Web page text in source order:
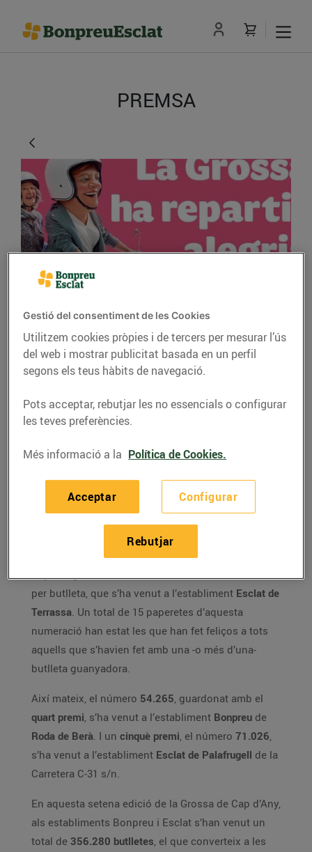
PREMSA
El primer premi de la
Grossa de Cap d’Any,
venut a l’Esclat de
Terrassa
01/de gener/2020
El número afortunat ha estat el
Terrassa
El número guanyador en el sorteig de la Grossa de
Cap d’Any ha estat el26.845, dotat amb 200.000€
per butlleta, que s’ha venut a l’establiment Esclat de
Terrassa. Un total de 15 paperetes d’aquesta
numeració han estat les que han fet feliços a tots
aquells que s’havien fet amb una -o més d’una-
butlleta guanyadora.
Així mateix, el número 54.265, guardonat amb el
quart premi, s’ha venut a l’establiment Bonpreu de
Roda de Berà. I un cinquè premi, el número 71.026,
s’ha venut a l’establiment Esclat de Palafrugell de la
Carretera C-31 s/n.
En aquesta setena edició de la Grossa de Cap d’Any,
als establiments Bonpreu i Esclat s’han venut un
total de
356.280 butlletes, el que converteix a les
Gestió del consentiment de les Cookies
Utilitzem cookies pròpies i de tercers per mesurar l’ús
del web i mostrar publicitat basada en un perfil
segons els teus hàbits de navegació.
Pots acceptar, rebutjar les no essencials o configurar
les teves preferències.
Més informació a la Política de Cookies.
Configurar
Rebutjar
Acceptar